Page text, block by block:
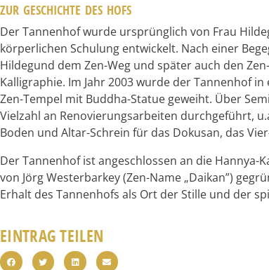
ZUR GESCHICHTE DES HOFS
Der Tannenhof wurde ursprünglich von Frau
körperlichen Schulung entwickelt. Nach einer
Hildegund dem Zen-Weg und später auch den
Kalligraphie. Im Jahr 2003 wurde der Tannenhof
Zen-Tempel mit Buddha-Statue geweiht. Über
Vielzahl an Renovierungsarbeiten durchgeführt,
Boden und Altar-Schrein für das Dokusan, das
Der Tannenhof ist angeschlossen an die Hannya-
von Jörg Westerbarkey (Zen-Name „Daikan”)
Erhalt des Tannenhofs als Ort der Stille und der
EINTRAG TEILEN